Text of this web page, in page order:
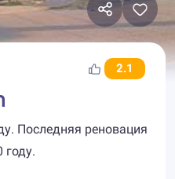
2.1
Последняя реновация
году.